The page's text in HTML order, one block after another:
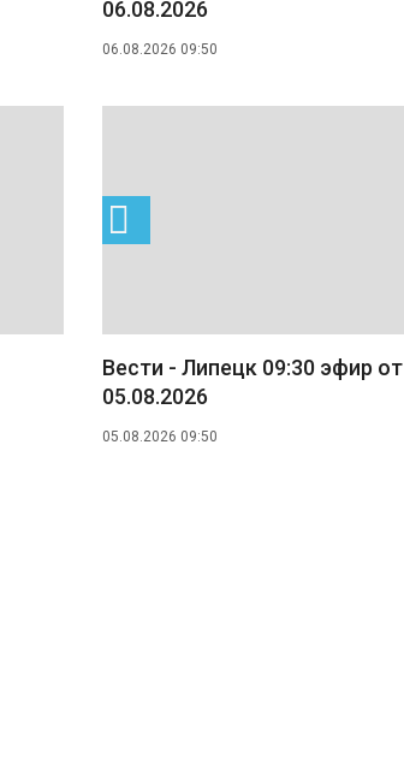
06.08.2026
06.08.2026 09:50
Вести - Липецк 09:30 эфир от
05.08.2026
05.08.2026 09:50